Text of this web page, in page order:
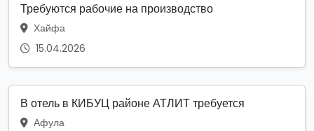
Требуются рабочие на производство
Хайфа
15.04.2026
В отель в КИБУЦ районе АТЛИТ требуется
Афула